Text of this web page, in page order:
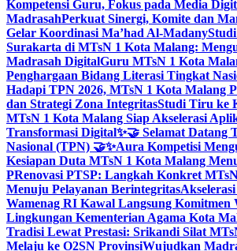
Kompetensi Guru, Fokus pada Media
MadrasahPerkuat Sinergi, Komite dan
Gelar Koordinasi Ma’had Al-Madany
Surakarta di MTsN 1 Kota Malang:
Madrasah DigitalGuru MTsN 1 Kota
Penghargaan Bidang Literasi Tingkat
Hadapi TPN 2026, MTsN 1 Kota Malang
dan Strategi Zona IntegritasStudi Tiru ke
MTsN 1 Kota Malang Siap Akselerasi
Transformasi Digital✨🤝 Selamat Datang
Nasional (TPN) 🤝✨Aura Kompetisi
Kesiapan Duta MTsN 1 Kota Malang
PRenovasi PTSP: Langkah Konkret
Menuju Pelayanan Berintegritas
Wamenag RI Kawal Langsung
Lingkungan Kementerian Agama Kota
Tradisi Lewat Prestasi: Srikandi Silat
Melaju ke O2SN ProvinsiWujudkan